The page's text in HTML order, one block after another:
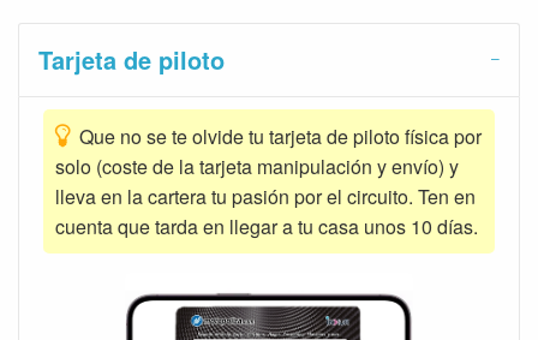
Tarjeta de piloto
Que no se te olvide tu tarjeta de piloto física por
solo (coste de la tarjeta manipulación y envío) y
lleva en la cartera tu pasión por el circuito. Ten en
cuenta que tarda en llegar a tu casa unos 10 días.